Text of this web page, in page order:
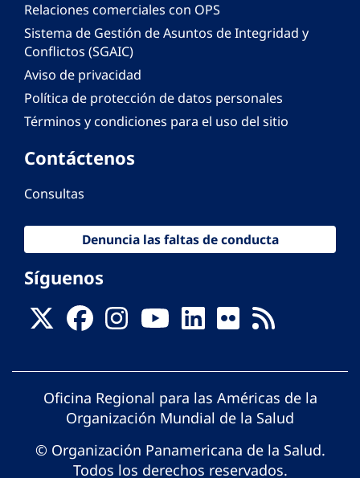
Relaciones comerciales con OPS
Sistema de Gestión de Asuntos de Integridad y
Conflictos (SGAIC)
Aviso de privacidad
Política de protección de datos personales
Términos y condiciones para el uso del sitio
Contáctenos
Consultas
Denuncia las faltas de conducta
Síguenos
Oficina Regional para las Américas de la
Organización Mundial de la Salud
© Organización Panamericana de la Salud.
Todos los derechos reservados.